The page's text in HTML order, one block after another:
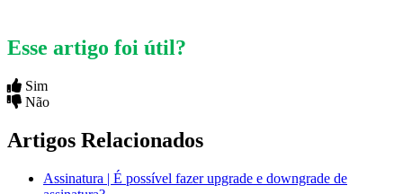
Esse artigo foi útil?
Sim
Não
Artigos Relacionados
Assinatura | É possível fazer upgrade e downgrade de